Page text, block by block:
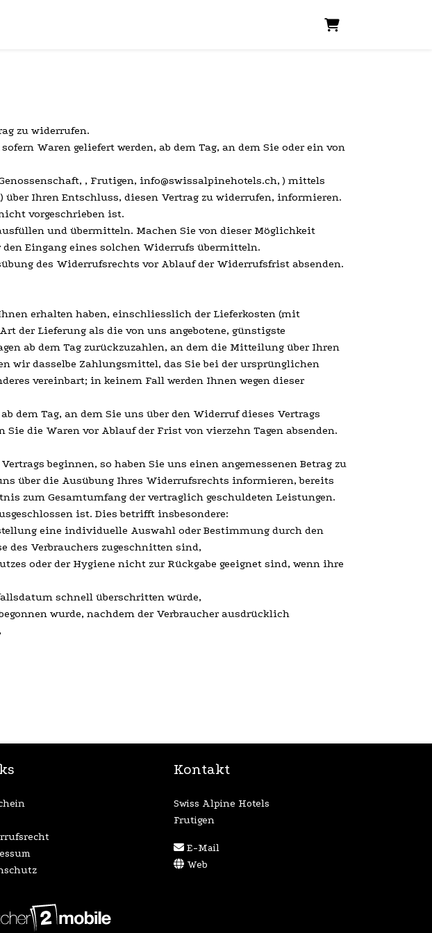
WARENKORB
zu widerrufen.
Waren geliefert werden, ab dem Tag, an dem Sie oder ein von
, Frutigen, info@swissalpinehotels.ch, ) mittels
Ihren Entschluss, diesen Vertrag zu widerrufen, informieren.
vorgeschrieben ist.
und übermitteln. Machen Sie von dieser Möglichkeit
den Eingang eines solchen Widerrufs übermitteln.
des Widerrufsrechts vor Ablauf der Widerrufsfrist absenden.
erhalten haben, einschliesslich der Lieferkosten (mit
der Lieferung als die von uns angebotene, günstigste
ab dem Tag zurückzuzahlen, an dem die Mitteilung über Ihren
wir dasselbe Zahlungsmittel, das Sie bei der ursprünglichen
vereinbart; in keinem Fall werden Ihnen wegen dieser
dem Tag, an dem Sie uns über den Widerruf dieses Vertrags
die Waren vor Ablauf der Frist von vierzehn Tagen absenden.
beginnen, so haben Sie uns einen angemessenen Betrag zu
über die Ausübung Ihres Widerrufsrechts informieren, bereits
zum Gesamtumfang der vertraglich geschuldeten Leistungen.
ist. Dies betrifft insbesondere:
eine individuelle Auswahl oder Bestimmung durch den
des Verbrauchers zugeschnitten sind,
oder der Hygiene nicht zur Rückgabe geeignet sind, wenn ihre
schnell überschritten würde,
wurde, nachdem der Verbraucher ausdrücklich
Kontakt
Swiss Alpine Hotels
Frutigen
E-Mail
Web